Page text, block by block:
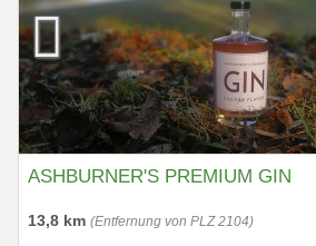
ASHBURNER'S PREMIUM GIN
13,8 km (Entfernung von PLZ 2104)